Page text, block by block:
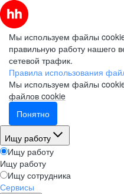
Мы используем файлы
правильную работу нашего
сетевой трафик.
Правила использования
Мы используем файлы
файлов cookie
Понятно
Ищу работу
Ищу работу
Ищу работу
Ищу сотрудника
Сервисы